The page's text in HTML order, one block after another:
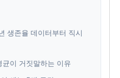
생존율 데이터부터 직시
이 거짓말하는 이유